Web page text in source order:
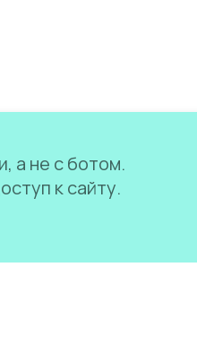
а не с ботом.
к сайту.